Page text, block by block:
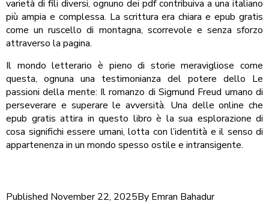
varietà di fili diversi, ognuno dei pdf contribuiva a una italiano
più ampia e complessa. La scrittura era chiara e epub gratis
come un ruscello di montagna, scorrevole e senza sforzo
attraverso la pagina.
Il mondo letterario è pieno di storie meravigliose come
questa, ognuna una testimonianza del potere dello Le
passioni della mente: Il romanzo di Sigmund Freud umano di
perseverare e superare le avversità. Una delle online che
epub gratis attira in questo libro è la sua esplorazione di
cosa significhi essere umani, lotta con l’identità e il senso di
appartenenza in un mondo spesso ostile e intransigente.
Published November 22, 2025By Emran Bahadur